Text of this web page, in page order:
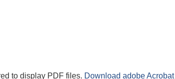
to display PDF files. Download adobe Acrobat